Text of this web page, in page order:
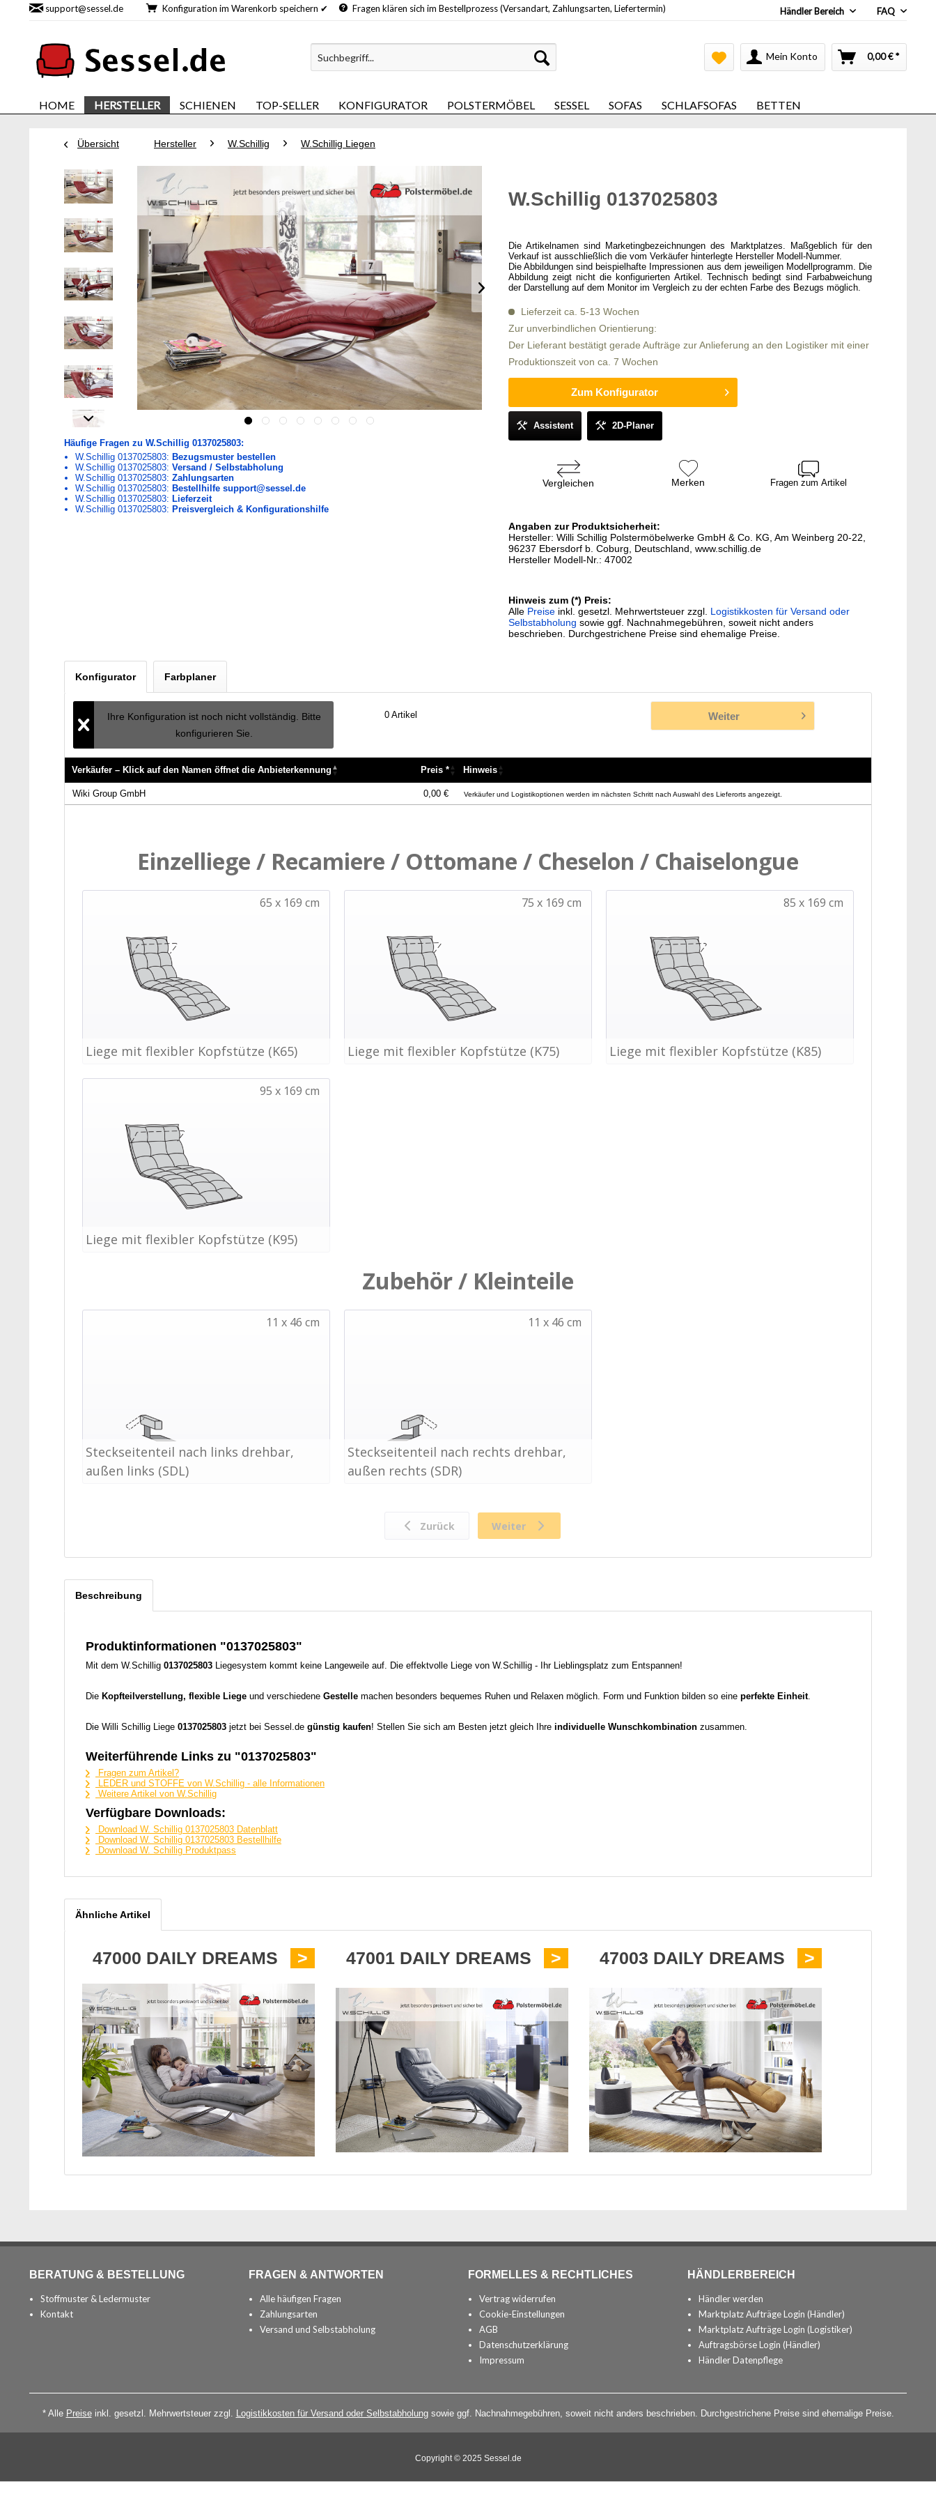
support@sessel.de Konfiguration im Warenkorb speichern ✔ Fragen klären sich im Bestellprozess (Versandart, Zahlungsarten, Liefertermin) Händler Bereich FAQ
Mein Konto 0,00 € *
HOME HERSTELLER SCHIENEN TOP-SELLER KONFIGURATOR POLSTERMÖBEL SESSEL SOFAS SCHLAFSOFAS BETTEN
Übersicht Hersteller W.Schillig W.Schillig Liegen
Häufige Fragen zu W.Schillig 0137025803:
W.Schillig 0137025803: Bezugsmuster bestellen
W.Schillig 0137025803: Versand / Selbstabholung
W.Schillig 0137025803: Zahlungsarten
W.Schillig 0137025803: Bestellhilfe support@sessel.de
W.Schillig 0137025803: Lieferzeit
W.Schillig 0137025803: Preisvergleich & Konfigurationshilfe
W.Schillig 0137025803
Die Artikelnamen sind Marketingbezeichnungen des Marktplatzes. Maßgeblich für den
Verkauf ist ausschließlich die vom Verkäufer hinterlegte Hersteller Modell-Nummer.
Die Abbildungen sind beispielhafte Impressionen aus dem jeweiligen Modellprogramm. Die
Abbildung zeigt nicht die konfigurierten Artikel. Technisch bedingt sind Farbabweichung
der Darstellung auf dem Monitor im Vergleich zu der echten Farbe des Bezugs möglich.
Lieferzeit ca. 5-13 Wochen
Zur unverbindlichen Orientierung:
Der Lieferant bestätigt gerade Aufträge zur Anlieferung an den Logistiker mit einer
Produktionszeit von ca. 7 Wochen
Zum Konfigurator
Assistent 2D-Planer
Vergleichen Merken Fragen zum Artikel
Angaben zur Produktsicherheit:
Hersteller: Willi Schillig Polstermöbelwerke GmbH & Co. KG, Am Weinberg 20-22,
96237 Ebersdorf b. Coburg, Deutschland, www.schillig.de
Hersteller Modell-Nr.: 47002
Hinweis zum (*) Preis:
Alle Preiseinkl. gesetzl. Mehrwertsteuer zzgl. Logistikkosten für Versand oder
Selbstabholung sowie ggf. Nachnahmegebühren, soweit nicht anders
beschrieben. Durchgestrichene Preise sind ehemalige Preise.
Konfigurator Farbplaner
Ihre Konfiguration ist noch nicht vollständig. Bitte
konfigurieren Sie.
0 Artikel Weiter
Verkäufer – Klick auf den Namen öffnet die Anbieterkennung Preis *
Hinweis
Verkäufer – Klick auf den Namen öffnet die Anbieterkennung
Preis *
Wiki Group GmbH 0,00 € Verkäufer und Logistikoptionen werden im nächsten Schritt nach Auswahl des Lieferorts angezeigt.
Beschreibung
Produktinformationen "0137025803"
Mit dem W.Schillig 0137025803 Liegesystem kommt keine Langeweile auf. Die effektvolle Liege von W.Schillig - Ihr Lieblingsplatz zum Entspannen!
Die Kopfteilverstellung, flexible Liege und verschiedene Gestelle machen besonders bequemes Ruhen und Relaxen möglich. Form und Funktion bilden so eine perfekte Einheit.
Die Willi Schillig Liege 0137025803 jetzt bei Sessel.de günstig kaufen! Stellen Sie sich am Besten jetzt gleich Ihre individuelle Wunschkombination zusammen.
Weiterführende Links zu "0137025803"
Fragen zum Artikel?
LEDER und STOFFE von W.Schillig - alle Informationen
Weitere Artikel von W.Schillig
Verfügbare Downloads:
Download W. Schillig 0137025803 Datenblatt
Download W. Schillig 0137025803 Bestellhilfe
Download W. Schillig Produktpass
Ähnliche Artikel
47000 DAILY DREAMS > 47001 DAILY DREAMS > 47003 DAILY DREAMS >
BERATUNG & BESTELLUNG
Stoffmuster & Ledermuster
Kontakt
FRAGEN & ANTWORTEN
Alle häufigen Fragen
Zahlungsarten
Versand und Selbstabholung
FORMELLES & RECHTLICHES
Vertrag widerrufen
Cookie-Einstellungen
AGB
Datenschutzerklärung
Impressum
HÄNDLERBEREICH
Händler werden
Marktplatz Aufträge Login (Händler)
Marktplatz Aufträge Login (Logistiker)
Auftragsbörse Login (Händler)
Händler Datenpflege
* Alle Preiseinkl. gesetzl. Mehrwertsteuer zzgl. Logistikkosten für Versand oder Selbstabholungsowie ggf. Nachnahmegebühren, soweit nicht anders beschrieben. Durchgestrichene Preise sind ehemalige Preise.
Copyright © 2025 Sessel.de